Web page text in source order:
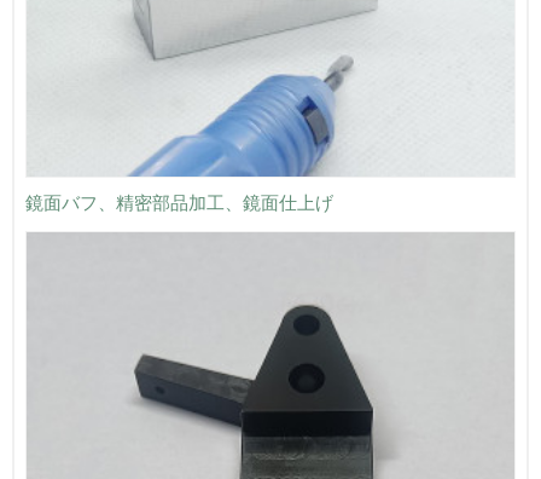
鏡面バフ、精密部品加工、鏡面仕上げ